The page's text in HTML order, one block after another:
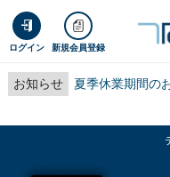
ログイン 新規会員登録
お知らせ 夏季休業期間の